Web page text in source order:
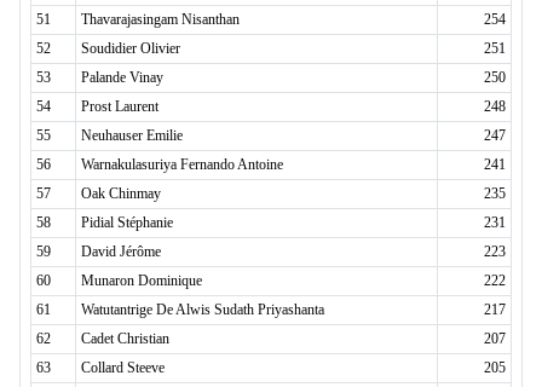
51
Thavarajasingam Nisanthan
254
52
Soudidier Olivier
251
53
Palande Vinay
250
54
Prost Laurent
248
55
Neuhauser Emilie
247
56
Warnakulasuriya Fernando Antoine
241
57
Oak Chinmay
235
58
Pidial Stéphanie
231
59
David Jérôme
223
60
Munaron Dominique
222
61
Watutantrige De Alwis Sudath Priyashanta
217
62
Cadet Christian
207
63
Collard Steeve
205